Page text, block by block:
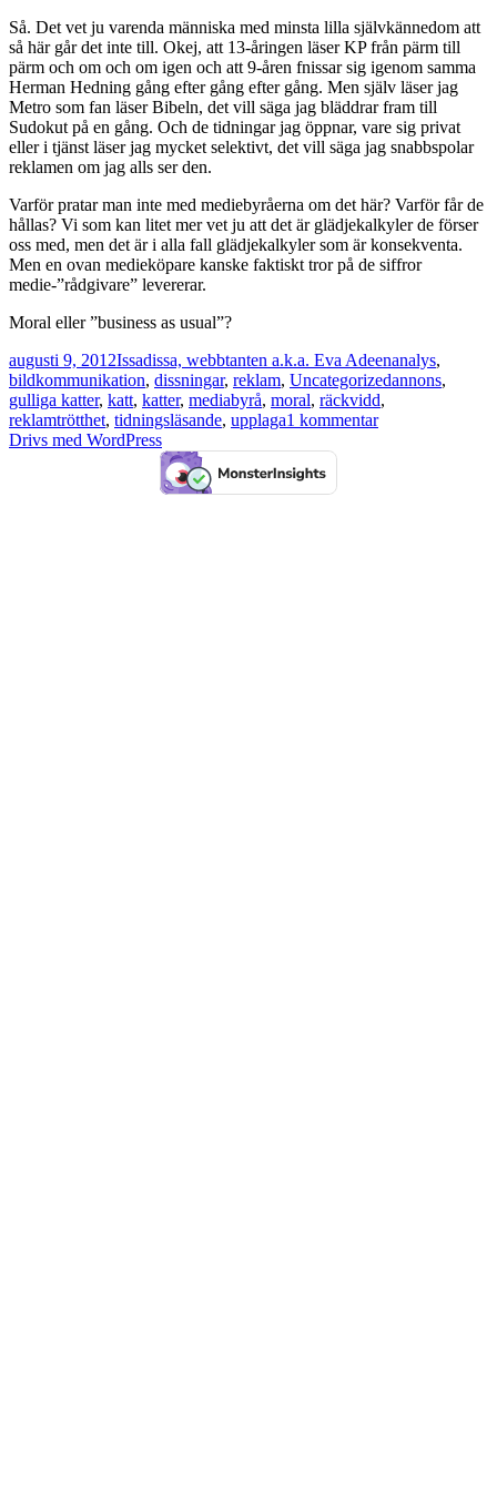
Så. Det vet ju varenda människa med minsta lilla självkännedom att
så här går det inte till. Okej, att 13-åringen läser KP från pärm till
pärm och om och om igen och att 9-åren fnissar sig igenom samma
Herman Hedning gång efter gång efter gång. Men själv läser jag
Metro som fan läser Bibeln, det vill säga jag bläddrar fram till
Sudokut på en gång. Och de tidningar jag öppnar, vare sig privat
eller i tjänst läser jag mycket selektivt, det vill säga jag snabbspolar
reklamen om jag alls ser den.
Varför pratar man inte med mediebyråerna om det här? Varför får de
hållas? Vi som kan litet mer vet ju att det är glädjekalkyler de förser
oss med, men det är i alla fall glädjekalkyler som är konsekventa.
Men en ovan medieköpare kanske faktiskt tror på de siffror
medie-”rådgivare” levererar.
Moral eller ”business as usual”?
Postat
augusti 9, 2012Författare
Issadissa, webbtanten a.k.a. Eva AdeenKategorier
analys,
bildkommunikation, dissningar, reklam, UncategorizedTaggar
annons,
gulliga katter, katt, katter, mediabyrå, moral, räckvidd,
reklamtrötthet, tidningsläsande, upplaga1 kommentartill
Drivs med WordPress